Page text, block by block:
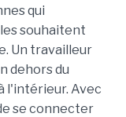
qui
souhaitent
Un travailleur
dehors du
l'intérieur. Avec
se connecter